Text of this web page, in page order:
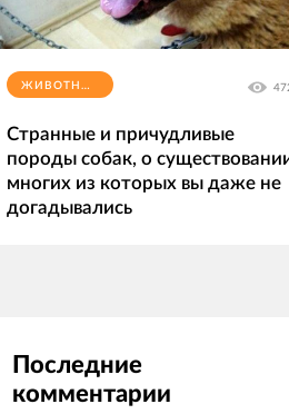
ЖИВОТНЫЕ
Странные и причудливые
породы собак, о
многих из которых вы даже не
догадывались
Последние
комментарии